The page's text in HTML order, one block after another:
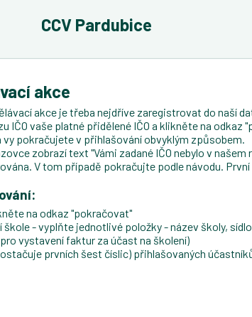
CCV Pardubice
akce
akce je třeba nejdříve zaregistrovat do naší
IČO vaše platné přidělené IČO a klikněte na odkaz
pokračujete v přihlašování obvyklým způsobem.
zobrazí text "Vámi zadané IČO nebylo v
V tom případě pokračujte podle návodu.
na odkaz "pokračovat"
- vyplňte jednotlivé položky - název školy,
vystavení faktur za účast na školení)
prvních šest číslic) přihlašovaných